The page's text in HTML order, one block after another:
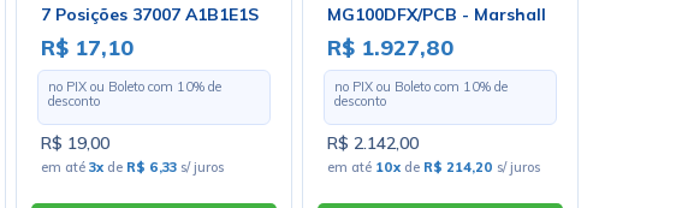
7 Posições 37007 A1B1E1S
R$ 17,10
no PIX ou Boleto com 10% de
desconto
R$ 19,00
em até 3xde R$ 6,33s/ juros
MG100DFX/PCB - Marshall
R$ 1.927,80
no PIX ou Boleto com 10% de
desconto
R$ 2.142,00
em até 10xde R$ 214,20 s/ juros